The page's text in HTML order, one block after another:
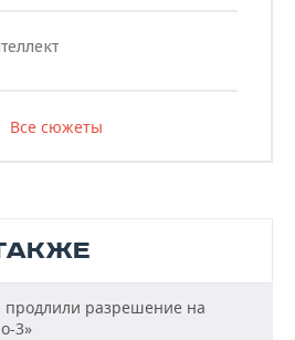
Все сюжеты
продлили разрешение на
3»